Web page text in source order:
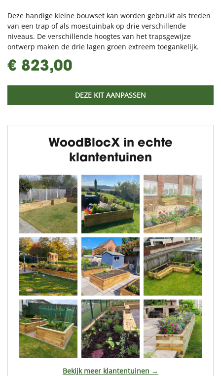
Deze handige kleine bouwset kan worden gebruikt als treden
van een trap of als moestuinbak op drie verschillende
niveaus. De verschillende hoogtes van het trapsgewijze
ontwerp maken de drie lagen groen extreem toegankelijk.
€ 823,00
DEZE KIT AANPASSEN
WoodBlocX in echte
klantentuinen
Bekijk meer klantentuinen →